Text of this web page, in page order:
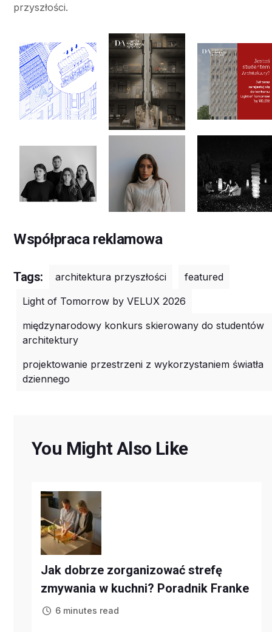
przyszłości.
Współpraca reklamowa
Tags: architektura przyszłości
featured
Light of Tomorrow by VELUX 2026
międzynarodowy konkurs skierowany do studentów
architektury
projektowanie przestrzeni z wykorzystaniem światła
dziennego
You Might Also Like
Jak dobrze zorganizować strefę
zmywania w kuchni? Poradnik Franke
6 minutes read